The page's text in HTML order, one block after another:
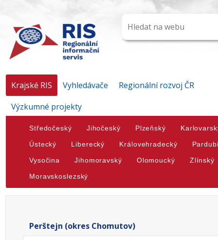
Krajské RIS Vyhledávače
Regionální rozvoj ČR
Výzkumné projekty
Středočeský Jihočeský Plzeňský
Ústecký Liberecký Královehradecký
Vysočina Jihomoravský Olomoucký Zlínský
Moravskoslezský
Perštejn (okres Chomutov)